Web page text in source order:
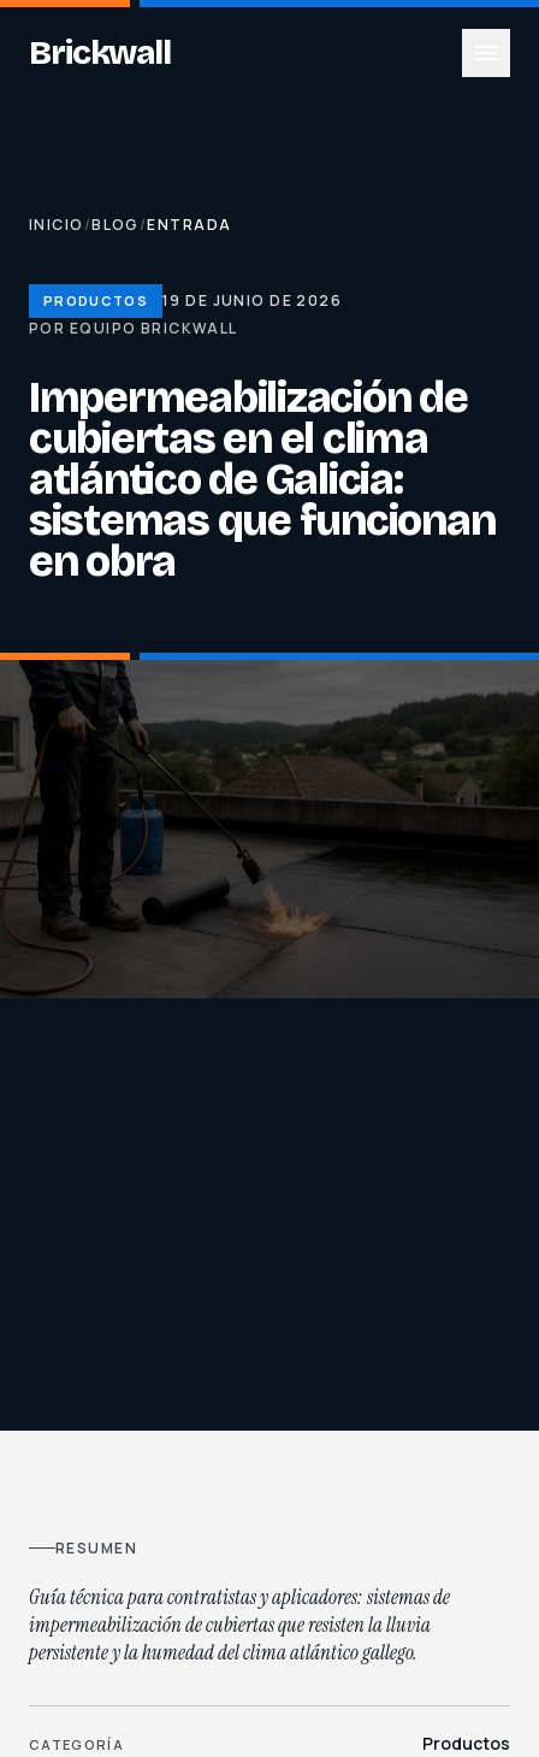
Brickwall
INICIO /BLOG /ENTRADA
PRODUCTOS
19 DE JUNIO DE 2026
POR EQUIPO BRICKWALL
Impermeabilización de
cubiertas en el clima
atlántico de Galicia:
sistemas que funcionan
en obra
RESUMEN
Guía técnica para contratistas y aplicadores: sistemas de
impermeabilización de cubiertas que resisten la lluvia
persistente y la humedad del clima atlántico gallego.
CATEGORÍA Productos